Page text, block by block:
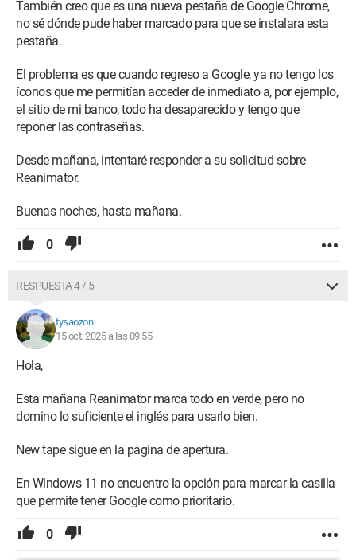
También creo que es una nueva pestaña de Google Chrome,
no sé dónde pude haber marcado para que se instalara esta
pestaña.
El problema es que cuando regreso a Google, ya no tengo los
íconos que me permitían acceder de inmediato a, por ejemplo,
el sitio de mi banco, todo ha desaparecido y tengo que
reponer las contraseñas.
Desde mañana, intentaré responder a su solicitud sobre
Reanimator.
Buenas noches, hasta mañana.
0
RESPUESTA 4 / 5
tysaozon
15 oct. 2025 a las 09:55
Hola,
Esta mañana Reanimator marca todo en verde, pero no
domino lo suficiente el inglés para usarlo bien.
New tape sigue en la página de apertura.
En Windows 11 no encuentro la opción para marcar la casilla
que permite tener Google como prioritario.
0